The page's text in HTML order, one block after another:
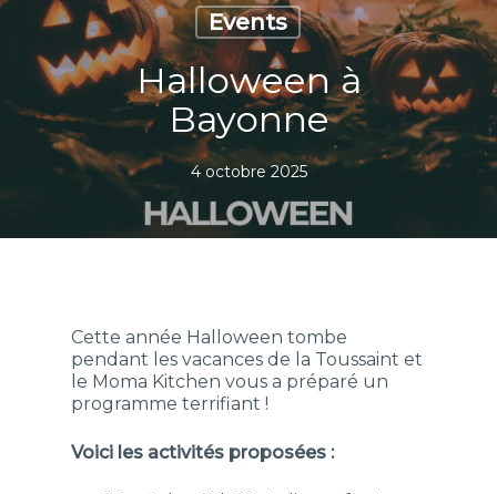
Events
Halloween à
Bayonne
4 octobre 2025
Cette année Halloween tombe
pendant les vacances de la Toussaint et
le Moma Kitchen vous a préparé un
programme terrifiant !
Voici les activités proposées :